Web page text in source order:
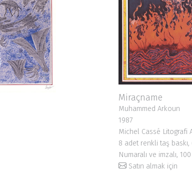
Miraçname
Muhammed Arkoun
1987
Michel Cassé Litografi
8 adet renkli taş baskı,
Numaralı ve imzalı, 100
Satın almak için